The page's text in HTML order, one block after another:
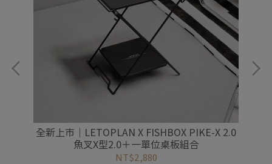
全新上市｜LETOPLAN X FISHBOX PIKE-X 2.0
魚叉X型2.0＋一單位桌板組合
NT$2,880